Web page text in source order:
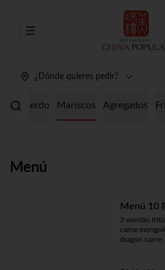
Abrir menu de navegación
¿Dónde quieres pedir?
Cerdo Mariscos Agregados
Menú
Menú 10
3 wantán
carne
dragón